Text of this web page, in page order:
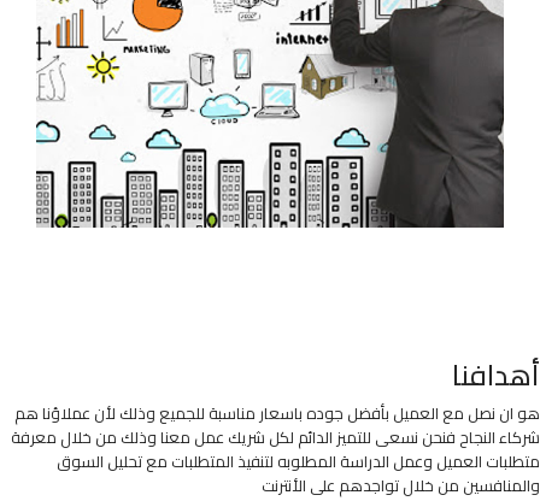
أهدافنا
هو ان نصل مع العميل بأفضل جوده باسعار مناسبة للجميع وذلك لأن عملاؤنا هم
شركاء النجاح فنحن نسعى للتميز الدائم لكل شريك عمل معنا وذلك من خلال معرفة
متطلبات العميل وعمل الدراسة المطلوبه لتنفيذ المتطلبات مع تحليل السوق
والمنافسين من خلال تواجدهم على الأنترنت